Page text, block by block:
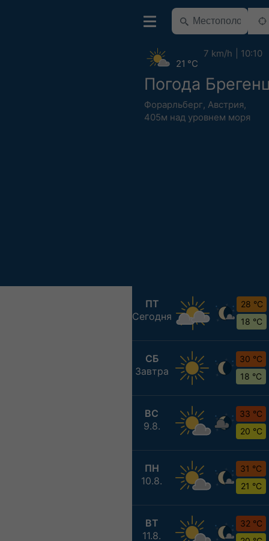
Погода
Форарльберг, Австрия,
405м над уровнем моря
21 °C
7 km/h 10:10
ПТ
Сегодня
28 °C
18 °C
СБ
Завтра
30 °C
18 °C
ВС
9.8.
33 °C
20 °C
ПН
10.8.
31 °C
21 °C
ВТ
11.8.
32 °C